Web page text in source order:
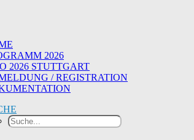
2026
2026 STUTTGART
/ REGISTRATION